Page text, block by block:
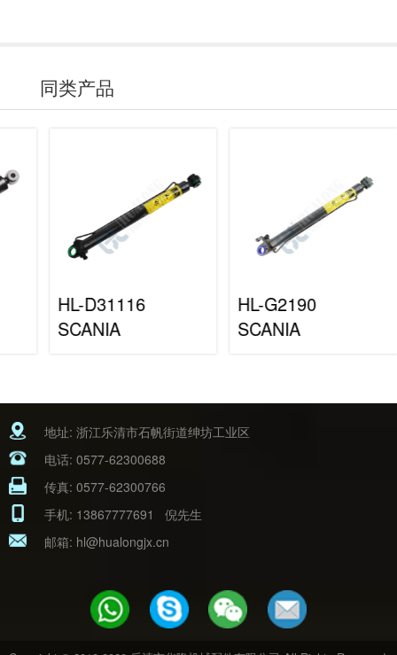
同类产品
HL-D31116
SCANIA
HL-G2190
SCANIA
地址: 浙江乐清市石帆街道绅坊工业区
电话: 0577-62300688
传真: 0577-62300766
手机: 13867777691
倪先生
邮箱: hl@hualongjx.cn